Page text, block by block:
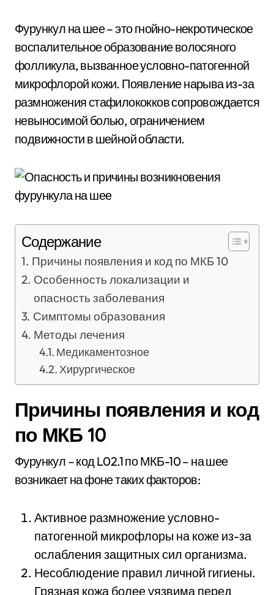
Фурункул на шее – это гнойно-некротическое
воспалительное образование волосяного
фолликула, вызванное условно-патогенной
микрофлорой кожи. Появление нарыва из-за
размножения стафилококков сопровождается
невыносимой болью, ограничением
подвижности в шейной области.
Содержание
Причины появления и код по МКБ 10
Особенность локализации и
опасность заболевания
Симптомы образования
Методы лечения
Медикаментозное
Хирургическое
Причины появления и код
по МКБ 10
Фурункул – код L02.1 по МКБ-10 – на шее
возникает на фоне таких факторов:
Активное размножение условно-
патогенной микрофлоры на коже из-за
ослабления защитных сил организма.
Несоблюдение правил личной гигиены.
Грязная кожа более уязвима перед